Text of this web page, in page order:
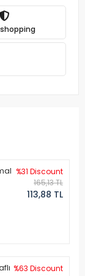
%31 Discount
165,13 TL
113,88 TL
%63 Discount